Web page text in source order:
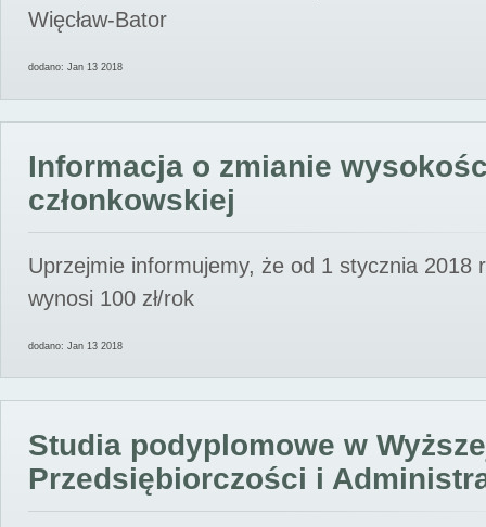
Więcław-Bator
dodano: Jan 13 2018
Informacja o zmianie
członkowskiej
Uprzejmie informujemy, że od 1 stycznia 2018
wynosi 100 zł/rok
dodano: Jan 13 2018
Studia podyplomowe w
Przedsiębiorczości i